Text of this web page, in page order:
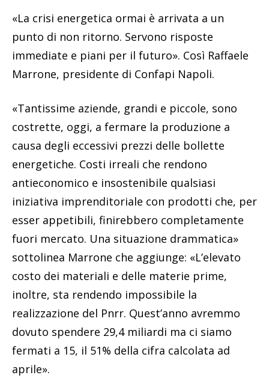
«La crisi energetica ormai è arrivata a un
punto di non ritorno. Servono risposte
immediate e piani per il futuro». Così Raffaele
Marrone, presidente di Confapi Napoli.
«Tantissime aziende, grandi e piccole, sono
costrette, oggi, a fermare la produzione a
causa degli eccessivi prezzi delle bollette
energetiche. Costi irreali che rendono
antieconomico e insostenibile qualsiasi
iniziativa imprenditoriale con prodotti che, per
esser appetibili, finirebbero completamente
fuori mercato. Una situazione drammatica»
sottolinea Marrone che aggiunge: «L’elevato
costo dei materiali e delle materie prime,
inoltre, sta rendendo impossibile la
realizzazione del Pnrr. Quest’anno avremmo
dovuto spendere 29,4 miliardi ma ci siamo
fermati a 15, il 51% della cifra calcolata ad
aprile».